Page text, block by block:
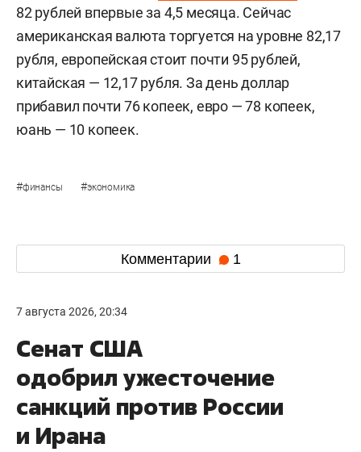
82 рублей впервые за 4,5 месяца. Сейчас
американская валюта торгуется на уровне 82,17
рубля, европейская стоит почти 95 рублей,
китайская — 12,17 рубля. За день доллар
прибавил почти 76 копеек, евро — 78 копеек,
юань — 10 копеек.
#финансы #экономика
Комментарии 1
7 августа 2026, 20:34
Сенат США
одобрил ужесточение
санкций против России
и Ирана